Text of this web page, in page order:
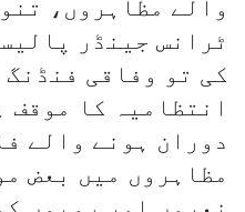
ٹرانس جینڈر
کی تو وفاقی
انتظامیہ کا موقف
دوران ہونے والے
مظاہروں میں بعض
نعروں اور رویوں